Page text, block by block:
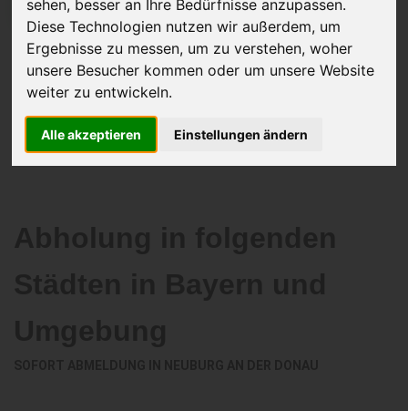
sehen, besser an Ihre Bedürfnisse anzupassen.
Diese Technologien nutzen wir außerdem, um
Ergebnisse zu messen, um zu verstehen, woher
unsere Besucher kommen oder um unsere Website
weiter zu entwickeln.
Alle akzeptieren Einstellungen ändern
JETZT KOSTENLOSE BEWERTUNG
Kostenloses Angebotfür den Ankauf Ihres Autos inklusive der
Abholung, auf Wunsch sofort Geld. Ihre Daten werden nicht mit Dritten
Wir garantieren 100% Sicherheit.